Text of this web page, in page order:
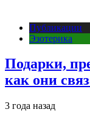
Публикации
Эзотерика
Подарки,
как они
3 года назад